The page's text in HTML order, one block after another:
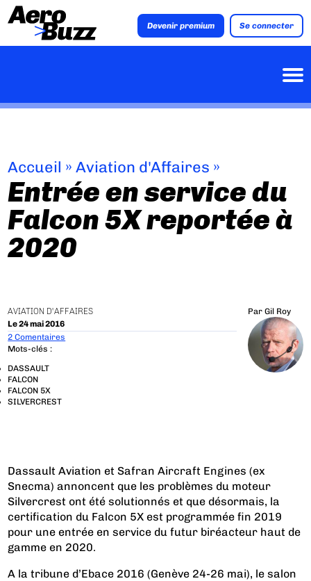
Devenir premium Se connecter
Accueil »Aviation d'Affaires »
Entrée en service du
Falcon 5X reportée à
2020
AVIATION D'AFFAIRES
Le 24 mai 2016
Par Gil Roy
2 Comentaires
Mots-clés :
DASSAULT
FALCON
FALCON 5X
SILVERCREST
Dassault Aviation et Safran Aircraft Engines (ex
Snecma) annoncent que les problèmes du moteur
Silvercrest ont été solutionnés et que désormais, la
certification du Falcon 5X est programmée fin 2019
pour une entrée en service du futur biréacteur haut de
gamme en 2020.
A la tribune d’Ebace 2016 (Genève 24-26 mai), le salon